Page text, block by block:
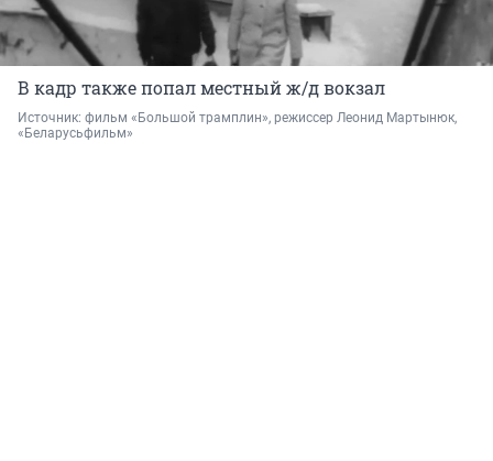
В кадр также попал местный ж/д вокзал
Источник: фильм «Большой трамплин», режиссер Леонид Мартынюк,
«Беларусьфильм»